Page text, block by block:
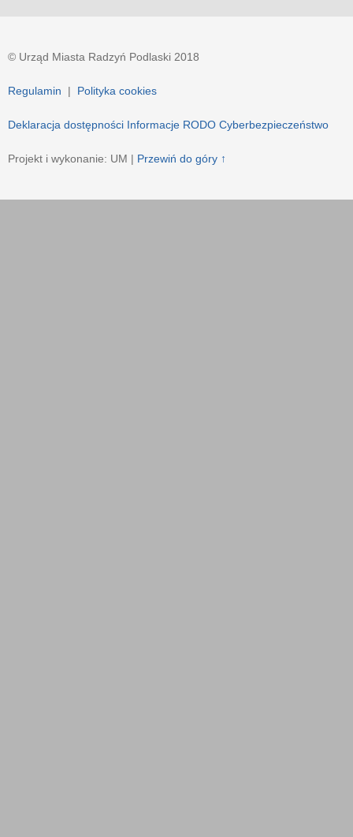
© Urząd Miasta Radzyń Podlaski 2018
Regulamin | Polityka cookies
Deklaracja dostępności Informacje RODO Cyberbezpieczeństwo
Projekt i wykonanie: UM | Przewiń do góry ↑